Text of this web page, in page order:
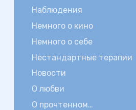
Наблюдения
Немного о кино
Немного о себе
Нестандартные терапии
Новости
О любви
О прочтенном…